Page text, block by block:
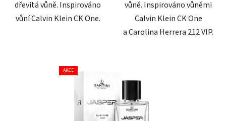
dřevitá vůně. Inspirováno
vůní Calvin Klein CK One.
vůně. Inspirováno vůněmi
Calvin Klein CK One
a Carolina Herrera 212 VIP.
AKCE